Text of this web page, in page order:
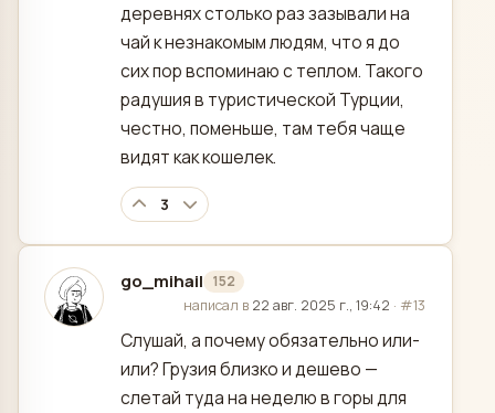
деревнях столько раз зазывали на
чай к незнакомым людям, что я до
сих пор вспоминаю с теплом. Такого
радушия в туристической Турции,
честно, поменьше, там тебя чаще
видят как кошелек.
3
go_mihail 152
отредактировано
написал в 22 авг. 2025 г., 19:42 · #13
Слушай, а почему обязательно или-
или? Грузия близко и дешево —
слетай туда на неделю в горы для